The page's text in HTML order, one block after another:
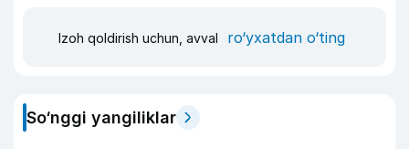
Izoh qoldirish uchun, avval ro‘yxatdan o‘ting
So‘nggi yangiliklar